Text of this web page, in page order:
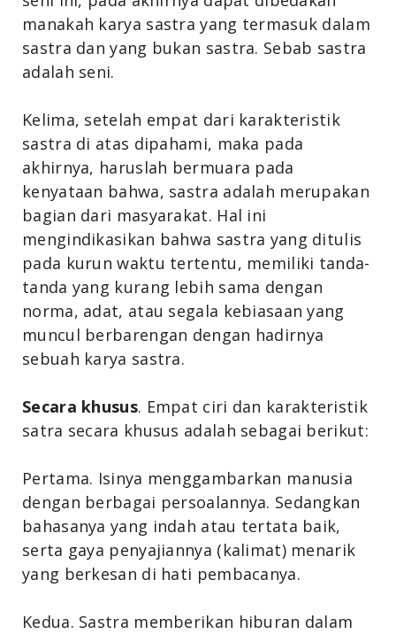
manakah karya sastra yang termasuk dalam
sastra dan yang bukan sastra. Sebab sastra
adalah seni.
Kelima, setelah empat dari karakteristik
sastra di atas dipahami, maka pada
akhirnya, haruslah bermuara pada
kenyataan bahwa, sastra adalah merupakan
bagian dari masyarakat. Hal ini
mengindikasikan bahwa sastra yang ditulis
pada kurun waktu tertentu, memiliki tanda-
tanda yang kurang lebih sama dengan
norma, adat, atau segala kebiasaan yang
muncul berbarengan dengan hadirnya
sebuah karya sastra.
Secara khusus. Empat ciri dan karakteristik
satra secara khusus adalah sebagai berikut:
Pertama. Isinya menggambarkan manusia
dengan berbagai persoalannya. Sedangkan
bahasanya yang indah atau tertata baik,
serta gaya penyajiannya (kalimat) menarik
yang berkesan di hati pembacanya.
Kedua. Sastra memberikan hiburan dalam